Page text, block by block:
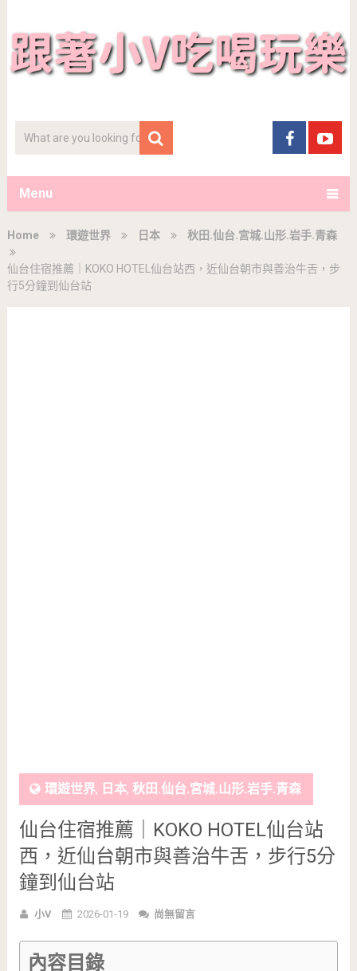
Menu
Home 環遊世界 日本 秋田.仙台.宮城.山形.岩手.青森
仙台住宿推薦｜KOKO HOTEL仙台站西，近仙台朝市與善治牛舌，步
行5分鐘到仙台站
環遊世界, 日本, 秋田.仙台.宮城.山形.岩手.青森
仙台住宿推薦｜KOKO HOTEL仙台站
西，近仙台朝市與善治牛舌，步行5分
鐘到仙台站
小V 2026-01-19 尚無留言
內容目錄